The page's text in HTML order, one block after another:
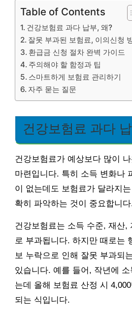
Table of Contents
건강보험료 과다 납부, 왜?
잘못 부과된 보험료, 이의신청
환급금 신청 절차 완벽 가이드
주의해야 할 함정과 팁
스마트하게 보험료 관리하기
자주 묻는 질문
건강보험료 과다
건강보험료가 예상보다 많이 나
마련입니다. 특히 소득 변화나
이 없는데도 보험료가 달라지
확히 파악하는 것이 중요합니
건강보험료는 소득 수준, 재산,
로 부과됩니다. 하지만 때로는
보 누락으로 인해 잘못 부과되
있습니다. 예를 들어, 작년에
는데 올해 보험료 산정 시
되는 식입니다.